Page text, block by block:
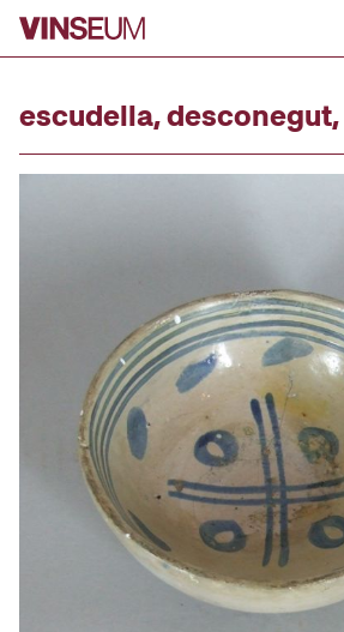
Ir al contenido
escudella,